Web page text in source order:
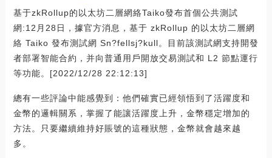
基于zkRollup的以太坊二層網絡Taiko發布首個公共測試
網:12月28日，據官方消息，基于 zkRollup 的以太坊二層網
絡 Taiko 發布測試網 Sn?fellsj?kull。目前該測試網支持開發
者部署智能合約，并向普通用戶開放交易測試和 L2 節點運行
等功能。[2022/12/28 22:12:13]
總有一些評論中能感覺到：他們確實已經領悟到了活躍度和
金幣的邏輯關系，掌握了能讓活躍度上升，金幣穩定增加的
方法。只要繼續維持好賬號的這種狀態，金幣就會越來越
多。